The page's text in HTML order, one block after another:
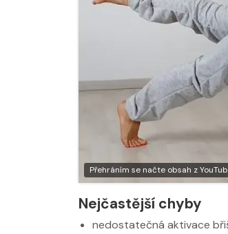
Přehráním se načte obsah z
Nejčastější chyby
nedostatečná aktivace